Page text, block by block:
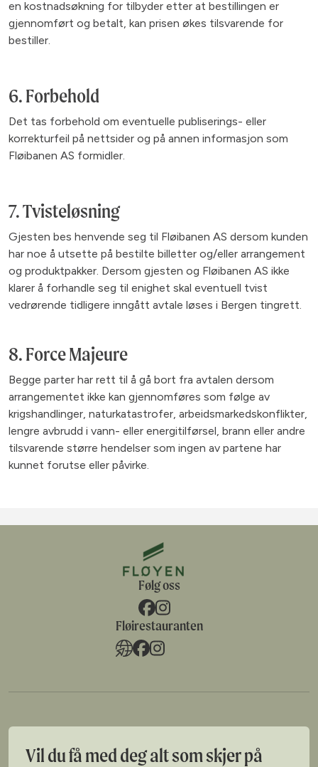
en kostnadsøkning for tilbyder etter at bestillingen er
gjennomført og betalt, kan prisen økes tilsvarende for
bestiller.
6. Forbehold
Det tas forbehold om eventuelle publiserings- eller
korrekturfeil på nettsider og på annen informasjon som
Fløibanen AS formidler.
7. Tvisteløsning
Gjesten bes henvende seg til Fløibanen AS dersom kunden
har noe å utsette på bestilte billetter og/eller arrangement
og produktpakker. Dersom gjesten og Fløibanen AS ikke
klarer å forhandle seg til enighet skal eventuell tvist
vedrørende tidligere inngått avtale løses i Bergen tingrett.
8. Force Majeure
Begge parter har rett til å gå bort fra avtalen dersom
arrangementet ikke kan gjennomføres som følge av
krigshandlinger, naturkatastrofer, arbeidsmarkedskonflikter,
lengre avbrudd i vann- eller energitilførsel, brann eller andre
tilsvarende større hendelser som ingen av partene har
kunnet forutse eller påvirke.
Følg oss
Fløirestauranten
Vil du få med deg alt som skjer på